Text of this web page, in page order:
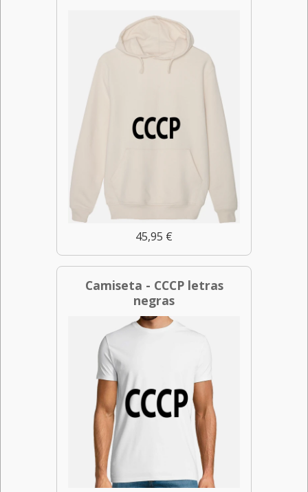
45,95 €
Camiseta - CCCP letras
negras